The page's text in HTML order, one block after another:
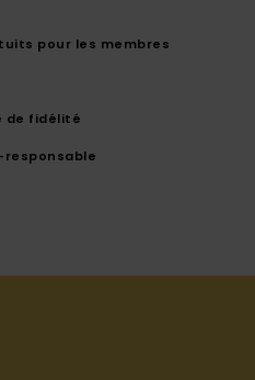
pour les membres
de fidélité